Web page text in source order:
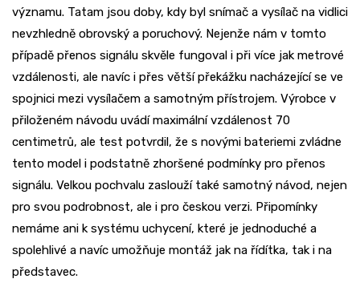
významu. Tatam jsou doby, kdy byl snímač a vysílač na vidlici
nevzhledně obrovský a poruchový. Nejenže nám v tomto
případě přenos signálu skvěle fungoval i při více jak metrové
vzdálenosti, ale navíc i přes větší překážku nacházející se ve
spojnici mezi vysílačem a samotným přístrojem. Výrobce v
přiloženém návodu uvádí maximální vzdálenost 70
centimetrů, ale test potvrdil, že s novými bateriemi zvládne
tento model i podstatně zhoršené podmínky pro přenos
signálu. Velkou pochvalu zaslouží také samotný návod, nejen
pro svou podrobnost, ale i pro českou verzi. Připomínky
nemáme ani k systému uchycení, které je jednoduché a
spolehlivé a navíc umožňuje montáž jak na řídítka, tak i na
představec.